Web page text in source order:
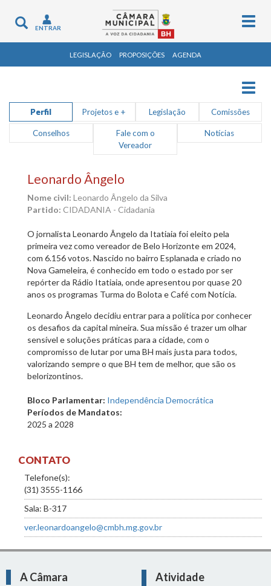
Toggle
navigation
ENTRAR
LEGISLAÇÃO PROPOSIÇÕES AGENDA
Perfil Projetos e + Legislação Comissões
Conselhos
Fale com o
Vereador
Notícias
Leonardo Ângelo
Nome civil: Leonardo Ângelo da Silva
Partido: CIDADANIA - Cidadania
O jornalista Leonardo Ângelo da Itatiaia foi eleito pela
primeira vez como vereador de Belo Horizonte em 2024,
com 6.156 votos. Nascido no bairro Esplanada e criado no
Nova Gameleira, é conhecido em todo o estado por ser
repórter da Rádio Itatiaia, onde apresentou por quase 20
anos os programas Turma do Bolota e Café com Notícia.
Leonardo Ângelo decidiu entrar para a política por conhecer
os desafios da capital mineira. Sua missão é trazer um olhar
sensível e soluções práticas para a cidade, com o
compromisso de lutar por uma BH mais justa para todos,
valorizando sempre o que BH tem de melhor, que são os
belorizontinos.
Bloco Parlamentar: Independência Democrática
Períodos de Mandatos:
2025 a 2028
CONTATO
Telefone(s):
(31) 3555-1166
Sala: B-317
ver.leonardoangelo@cmbh.mg.gov.br
A Câmara
Atividade